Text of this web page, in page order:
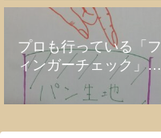
プロも行っている「フ
ィンガーチェック」の
話。